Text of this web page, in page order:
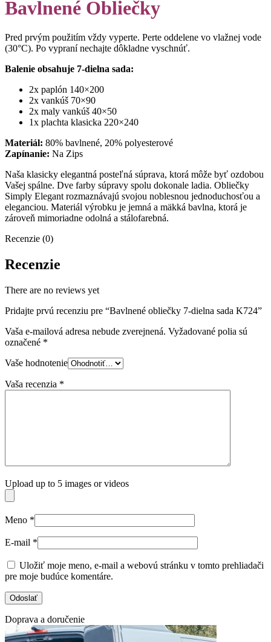
Bavlnené Obliečky
Pred prvým použitím vždy vyperte. Perte oddelene vo vlažnej vode
(30°C). Po vypraní nechajte dôkladne vyschnúť.
Balenie obsahuje 7-dielna sada:
2x paplón 140×200
2x vankúš 70×90
2x maly vankúš 40×50
1x plachta klasicka 220×240
Materiál: 80% bavlnené, 20% polyesterové
Zapínanie: Na Zips
Naša klasicky elegantná posteľná súprava, ktorá môže byť ozdobou
Vašej spálne. Dve farby súpravy spolu dokonale ladia. Obliečky
Simply Elegant rozmaznávajú svojou noblesnou jednoduchosťou a
eleganciou. Materiál výrobku je jemná a mäkká bavlna, ktorá je
zároveň mimoriadne odolná a stálofarebná.
Recenzie (0)
Recenzie
There are no reviews yet
Pridajte prvú recenziu pre “Bavlnené obliečky 7-dielna sada K724”
Vaša e-mailová adresa nebude zverejnená. Vyžadované polia sú
označené *
Vaše hodnotenie
Vaša recenzia *
Upload up to 5 images or videos
Meno *
E-mail *
Uložiť moje meno, e-mail a webovú stránku v tomto prehliadači
pre moje budúce komentáre.
Doprava a doručenie